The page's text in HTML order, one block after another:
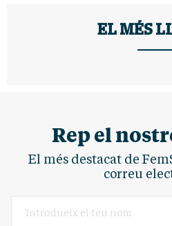
EL MÉS
Rep el
El més destacat de
correu